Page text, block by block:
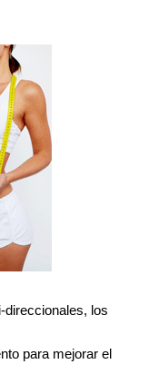
direccionales, los
para mejorar el